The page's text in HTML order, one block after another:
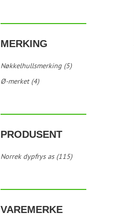
MERKING
Nøkkelhullsmerking (5)
Ø-merket (4)
PRODUSENT
Norrek dypfrys as (115)
VAREMERKE